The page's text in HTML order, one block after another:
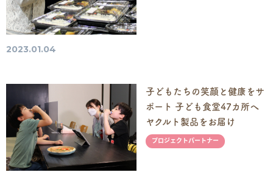
2023.01.04
子どもたちの笑顔と健康をサ
ポート 子ども食堂47カ所へ
ヤクルト製品をお届け
プロジェクトパートナー